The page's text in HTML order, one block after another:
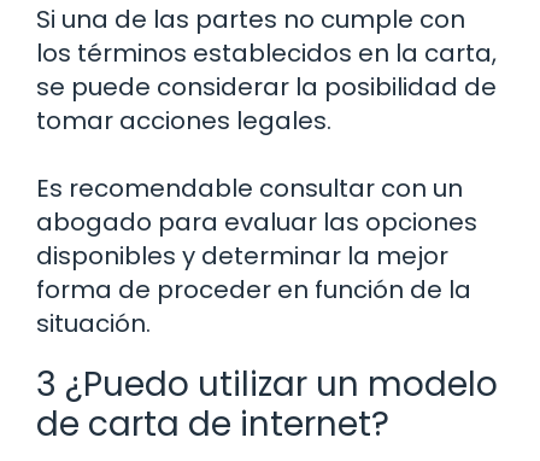
Si una de las partes no cumple con
los términos establecidos en la carta,
se puede considerar la posibilidad de
tomar acciones legales.
Es recomendable consultar con un
abogado para evaluar las opciones
disponibles y determinar la mejor
forma de proceder en función de la
situación.
3 ¿Puedo utilizar un modelo
de carta de internet?